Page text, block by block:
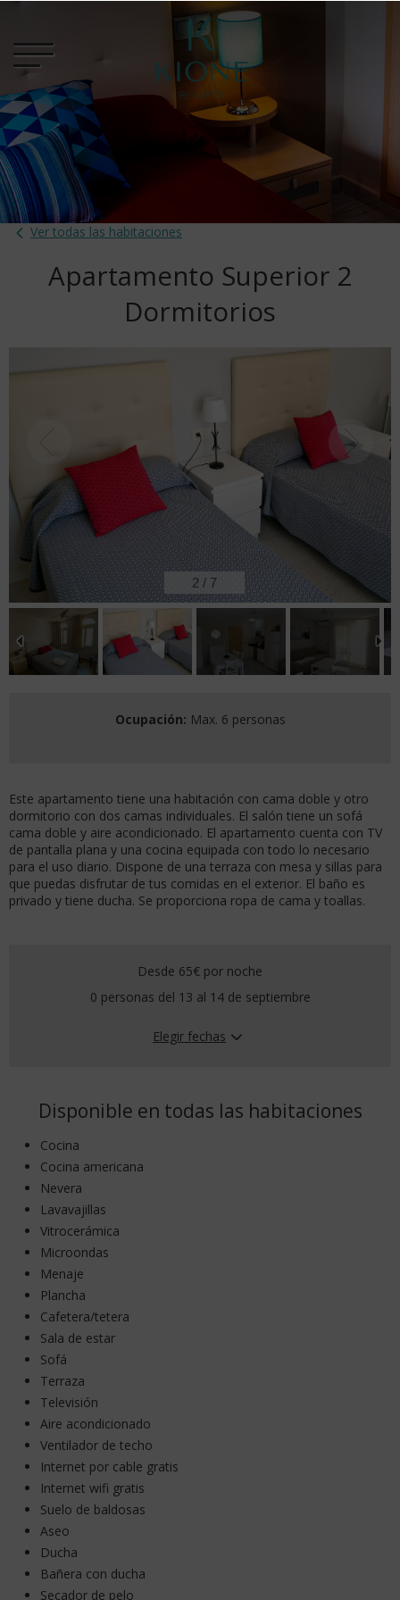
Ver todas las habitaciones
Apartamento Superior 2
Dormitorios
2 / 7
Ocupación: Max. 6 personas
Este apartamento tiene una habitación con cama doble y otro
dormitorio con dos camas individuales. El salón tiene un sofá
cama doble y aire acondicionado. El apartamento cuenta con TV
de pantalla plana y una cocina equipada con todo lo necesario
para el uso diario. Dispone de una terraza con mesa y sillas para
que puedas disfrutar de tus comidas en el exterior. El baño es
privado y tiene ducha. Se proporciona ropa de cama y toallas.
Desde 65€ por noche
0 personas del 13 al 14 de septiembre
Elegir fechas
Disponible en todas las habitaciones
Cocina
Cocina americana
Nevera
Lavavajillas
Vitrocerámica
Microondas
Menaje
Plancha
Cafetera/tetera
Sala de estar
Sofá
Terraza
Televisión
Aire acondicionado
Ventilador de techo
Internet por cable gratis
Internet wifi gratis
Suelo de baldosas
Aseo
Ducha
Bañera con ducha
Secador de pelo